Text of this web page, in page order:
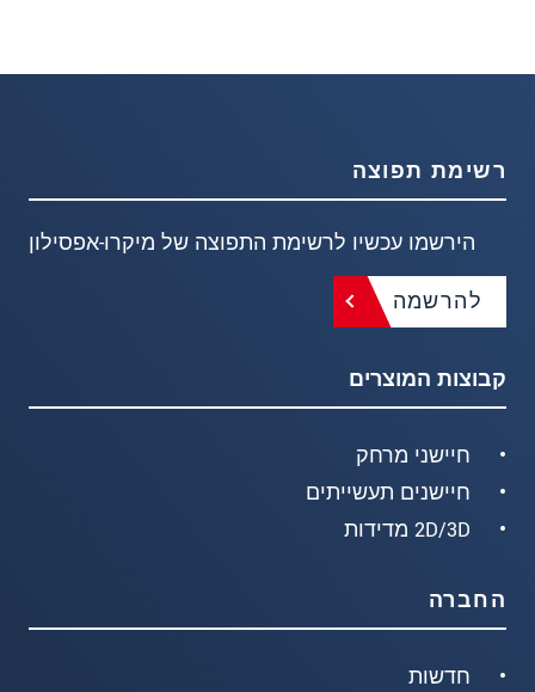
רשימת תפוצה
הירשמו עכשיו לרשימת התפוצה של מיקרו-אפסילון
להרשמה
קבוצות המוצרים
חיישני מרחק
חיישנים תעשייתים
2D/3D מדידות
החברה
חדשות